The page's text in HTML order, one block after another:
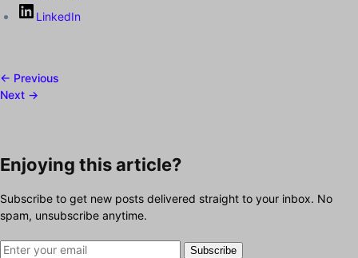
LinkedIn
← Previous
Next →
Enjoying this article?
Subscribe to get new posts delivered straight to your inbox. No
spam, unsubscribe anytime.
Subscribe